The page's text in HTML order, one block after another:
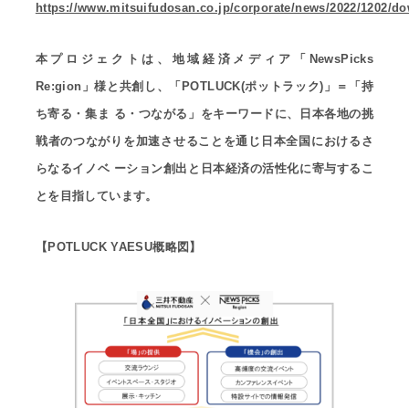
https://www.mitsuifudosan.co.jp/corporate/news/2022/1202/
本プロジェクトは、地域経済メディア「NewsPicks
Re:gion」様と共創し、「POTLUCK(ポットラック)」＝「持
ち寄る・集ま る・つながる」をキーワードに、日本各地の挑
戦者のつながりを加速させることを通じ日本全国におけるさ
らなるイノベ ーション創出と日本経済の活性化に寄与するこ
とを目指しています。
【POTLUCK YAESU概略図】